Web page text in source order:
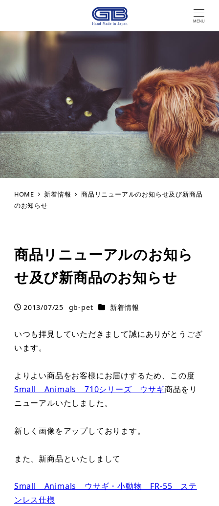
MENU
HOME 新着情報
商品リニューアルのお知らせ及び新商品
のお知らせ
商品リニューアルのお知ら
せ及び新商品のお知らせ
投稿日
2013/07/25
著
gb-pet カテゴリー
新着情報
いつも拝見していただきまして誠にありがとうござ
います。
よりよい商品をお客様にお届けするため、この度
Small Animals 710シリーズ ウサギ商品をリ
ニューアルいたしました。
新しく画像をアップしております。
また、新商品といたしまして
Small Animals ウサギ・小動物 FR-55 ステ
ンレス仕様